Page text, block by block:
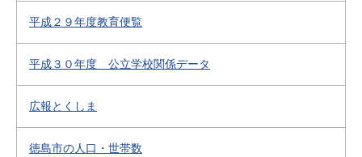
平成２９年度教育便覧
平成３０年度 公立学校関係データ
広報とくしま
徳島市の人口・世帯数